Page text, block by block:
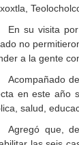
En su visita
no
a la gente
Acompañado
en este año
salud,
Agregó que,